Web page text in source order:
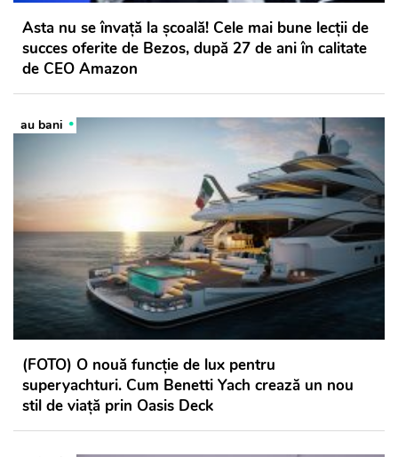
Asta nu se învață la școală! Cele mai bune lecții de
succes oferite de Bezos, după 27 de ani în calitate
de CEO Amazon
au bani
(FOTO) O nouă funcție de lux pentru
superyachturi. Cum Benetti Yach crează un nou
stil de viață prin Oasis Deck